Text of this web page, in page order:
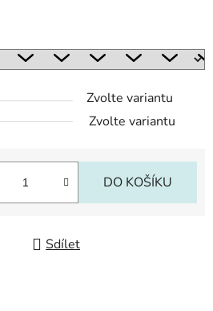
Zvolte variantu
Zvolte variantu
DO KOŠÍKU
Sdílet